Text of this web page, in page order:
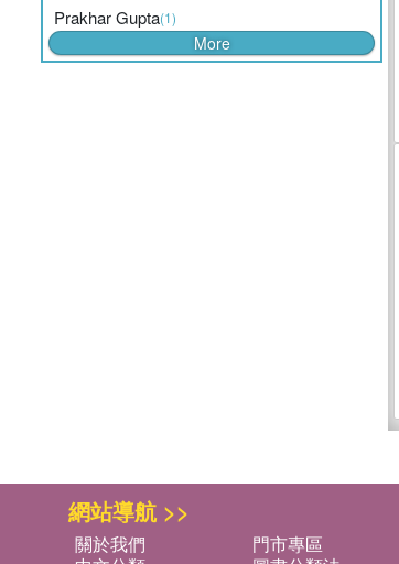
Prakhar Gupta(1)
More
網站導航 >>
關於我們 門市專區